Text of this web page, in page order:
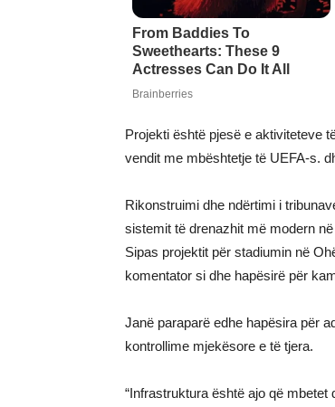
Projekti është pjesë e aktiviteteve
vendit me mbështetje të UEFA-s.
Rikonstruimi dhe ndërtimi i
sistemit të drenazhit më modern
Sipas projektit për stadiumin në
komentator si dhe hapësirë për
Janë paraparë edhe hapësira për
kontrollime mjekësore e të tjera.
“Infrastruktura është ajo që